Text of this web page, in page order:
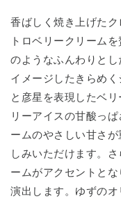
香ばしく焼き上げた
トロベリークリーム
のようなふんわりと
イメージしたきらめ
と彦星を表現したベ
リーアイスの甘酸っ
ームのやさしい甘さ
しみいただけます。
ームがアクセントと
演出します。ゆずのオ